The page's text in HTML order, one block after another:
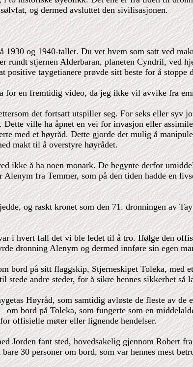
og dermed avsluttet den sivilisasjonen.
1930 og 1940-tallet. Du vet hvem som satt ved
rundt stjernen Alderbaran, planeten Cyndril, ved
positive taygetianere prøvde sitt beste for å stoppe
for en fremtidig video, da jeg ikke vil avvike fra
det fortsatt utspiller seg. For seks eller syv
ville ha åpnet en vei for invasjon eller
med et høyråd. Dette gjorde det mulig å
makt til å overstyre høyrådet.
ikke å ha noen monark. De begynte derfor
fra Temmer, som på den tiden hadde en
og raskt kronet som den 71. dronningen av
i hvert fall det vi ble ledet til å tro. Ifølge den
dronning Alenym og dermed innføre sin egen
bord på sitt flaggskip, Stjerneskipet Toleka, med
andre steder, for å sikre hennes sikkerhet så
Høyråd, som samtidig avløste de fleste av
bord på Toleka, som fungerte som en
offisielle møter eller lignende hendelser.
Jorden fant sted, hovedsakelig gjennom Robert
30 personer om bord, som var hennes mest